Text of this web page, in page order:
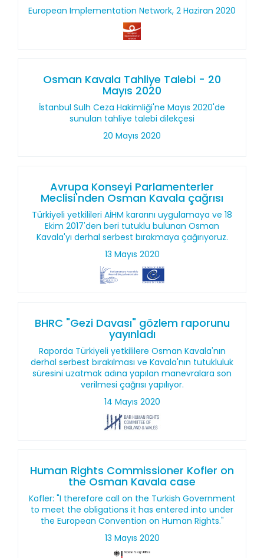
European Implementation Network, 2 Haziran 2020
Osman Kavala Tahliye Talebi - 20
Mayıs 2020
İstanbul Sulh Ceza Hakimliği'ne Mayıs 2020'de
sunulan tahliye talebi dilekçesi
20 Mayıs 2020
Avrupa Konseyi Parlamenterler
Meclisi'nden Osman Kavala çağrısı
Türkiyeli yetkilileri AİHM kararını uygulamaya ve 18
Ekim 2017'den beri tutuklu bulunan Osman
Kavala'yı derhal serbest bırakmaya çağırıyoruz.
13 Mayıs 2020
BHRC "Gezi Davası" gözlem raporunu
yayınladı
Raporda Türkiyeli yetkililere Osman Kavala'nın
derhal serbest bırakılması ve Kavala'nın tutukluluk
süresini uzatmak adına yapılan manevralara son
verilmesi çağrısı yapılıyor.
14 Mayıs 2020
Human Rights Commissioner Kofler on
the Osman Kavala case
Kofler: "I therefore call on the Turkish Government
to meet the obligations it has entered into under
the European Convention on Human Rights."
13 Mayıs 2020